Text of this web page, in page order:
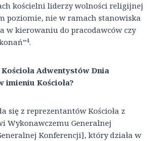
kościelni liderzy wolności religijnej
poziomie, nie w ramach stanowiska
w kierowaniu do pracodawców czy
4.
Adwentystów Dnia
imieniu Kościoła?
się z reprezentantów Kościoła z
Wykonawczemu Generalnej
Konferencji], który działa w